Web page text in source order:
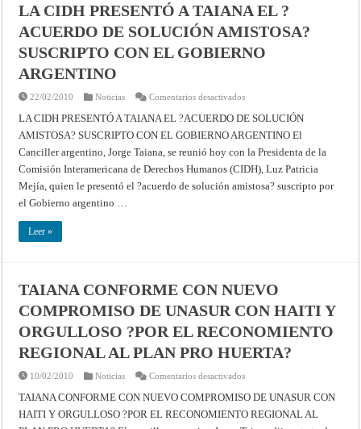
AMÉRICA
Y
EL
CARIBE?
LA CIDH PRESENTÓ A TAIANA EL ?
ACUERDO DE SOLUCIÓN AMISTOSA?
SUSCRIPTO CON EL GOBIERNO
ARGENTINO
22/02/2010 Noticias Comentarios desactivadosen
CIDH
PRESENTÓ
A
EL
?
ACUERDO
DE
SOLUCIÓN
LA CIDH PRESENTÓ A TAIANA EL ?ACUERDO DE SOLUCIÓN
AMISTOSA? SUSCRIPTO CON EL GOBIERNO ARGENTINO El
Canciller argentino, Jorge Taiana, se reunió hoy con la Presidenta de la
Comisión Interamericana de Derechos Humanos (CIDH), Luz Patricia
Mejía, quien le presentó el ?acuerdo de solución amistosa? suscripto por
el Gobierno argentino …
Leer »
TAIANA CONFORME CON NUEVO
COMPROMISO DE UNASUR CON HAITI Y
ORGULLOSO ?POR EL RECONOMIENTO
REGIONAL AL PLAN PRO HUERTA?
10/02/2010 Noticias Comentarios desactivadosen
CONFORME
CON
NUEVO
TAIANA CONFORME CON NUEVO COMPROMISO DE UNASUR CON
HAITI Y ORGULLOSO ?POR EL RECONOMIENTO REGIONAL AL